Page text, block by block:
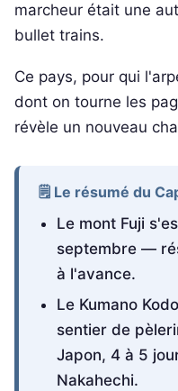
marcheur était une
bullet trains.
Ce pays, pour qui
dont on tourne les
révèle un nouveau
🗒️ Le résumé du
Le mont Fuji
septembre —
à l'avance.
Le Kumano
sentier de
Japon, 4 à 5
Nakahechi.